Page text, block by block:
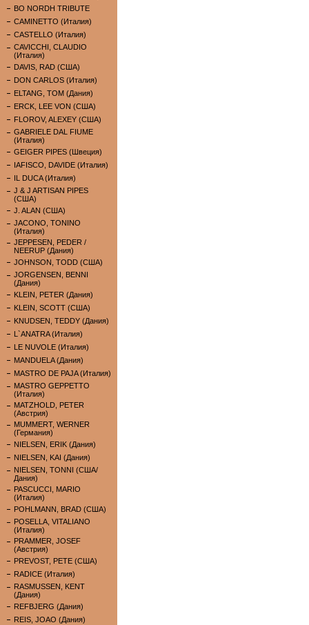
BO NORDH TRIBUTE
CAMINETTO (Италия)
CASTELLO (Италия)
CAVICCHI, CLAUDIO
(Италия)
DAVIS, RAD (США)
DON CARLOS (Италия)
ELTANG, TOM (Дания)
ERCK, LEE VON (США)
FLOROV, ALEXEY (США)
GABRIELE DAL FIUME
(Италия)
GEIGER PIPES (Швеция)
IAFISCO, DAVIDE (Италия)
IL DUCA (Италия)
J & J ARTISAN PIPES
(США)
J. ALAN (США)
JACONO, TONINO
(Италия)
JEPPESEN, PEDER /
NEERUP (Дания)
JOHNSON, TODD (США)
JORGENSEN, BENNI
(Дания)
KLEIN, PETER (Дания)
KLEIN, SCOTT (США)
KNUDSEN, TEDDY (Дания)
L`ANATRA (Италия)
LE NUVOLE (Италия)
MANDUELA (Дания)
MASTRO DE PAJA (Италия)
MASTRO GEPPETTO
(Италия)
MATZHOLD, PETER
(Австрия)
MUMMERT, WERNER
(Германия)
NIELSEN, ERIK (Дания)
NIELSEN, KAI (Дания)
NIELSEN, TONNI (США/
Дания)
PASCUCCI, MARIO
(Италия)
POHLMANN, BRAD (США)
POSELLA, VITALIANO
(Италия)
PRAMMER, JOSEF
(Австрия)
PREVOST, PETE (США)
RADICE (Италия)
RASMUSSEN, KENT
(Дания)
REFBJERG (Дания)
REIS, JOAO (Дания)